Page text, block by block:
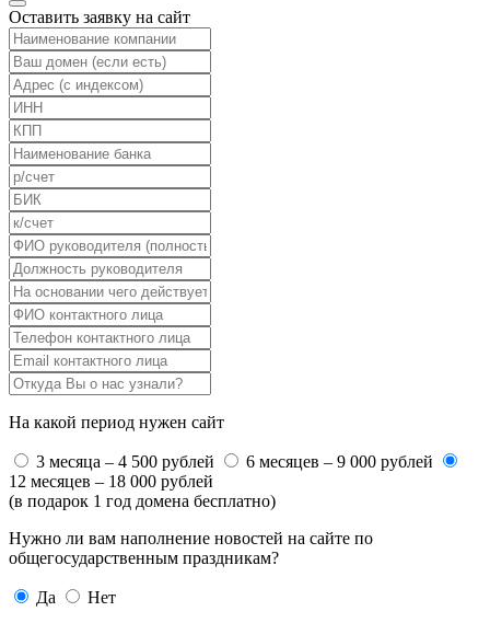
Оставить заявку на сайт
На какой период нужен сайт
3 месяца – 4 500 рублей
6 месяцев – 9 000 рублей
12 месяцев – 18 000 рублей
(в подарок 1 год домена бесплатно)
Нужно ли вам наполнение новостей на сайте по
общегосударственным праздникам?
Да
Нет